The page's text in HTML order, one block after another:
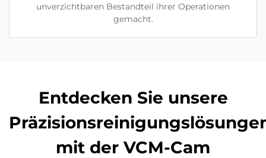
unverzichtbaren Bestandteil ihrer Operationen
gemacht.
Entdecken Sie unsere
mit der VCM-Cam